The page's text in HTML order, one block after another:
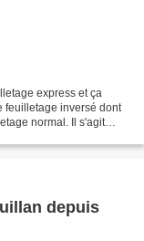
express et ça
feuilletage inversé dont
normal. Il s'agit
depuis